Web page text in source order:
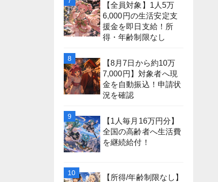
【全員対象】1人5万
6,000円の生活安定支
援金を即日支給！所
得・年齢制限なし
【8月7日から約10万
7,000円】対象者へ現
金を自動振込！申請状
況を確認
【1人毎月16万円分】
全国の高齢者へ生活費
を継続給付！
【所得/年齢制限なし】